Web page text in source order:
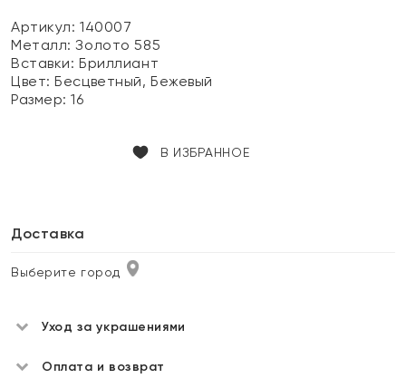
Артикул: 140007
Металл:Золото 585
Вставки:Бриллиант
Цвет:Бесцветный, Бежевый
Размер:16
В ИЗБРАННОЕ
Доставка
Выберите город
Уход за украшениями
Оплата и возврат